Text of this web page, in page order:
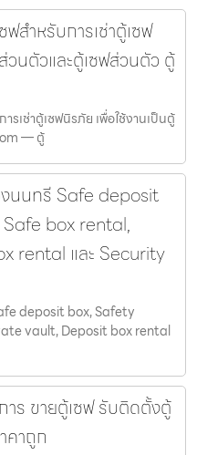
สำหรับการเช่าตู้เซฟ
วนตัวและตู้เซฟส่วนตัว ตู้
รเช่าตู้เซฟนิรภัย เพื่อใช้งานเป็นตู้
— ตู้
นนทรี Safe deposit
box rental,
rental และ Security
deposit box, Safety
vault, Deposit box rental
ร ขายตู้เซฟ รับติดตั้งตู้
คาถูก